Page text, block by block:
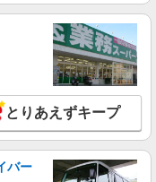
とりあえずキープ
バー